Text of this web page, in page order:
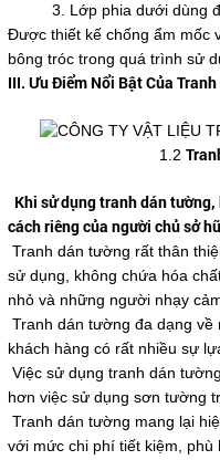
3. Lớp phia dưới dùng để
Được thiết kế chống ẩm mốc
bông tróc trong quá trình sử
III. Ưu Điểm Nổi Bật Của Tranh
1.2
Khi sử dụng tranh dán
cách riêng của người chủ sở
Tranh dán tường rất thân
sử dụng, không chứa hóa
nhỏ và những người nhạy
Tranh dán tường đa dạng về
khách hàng có rất nhiều sự
Việc sử dụng tranh dán
hơn việc sử dụng sơn tường
Tranh dán tường mang lại
với mức chi phí tiết kiệm,